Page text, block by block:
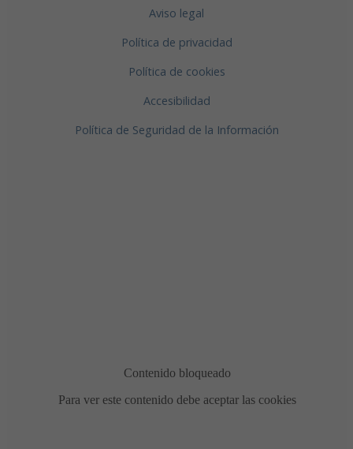
Aviso legal
Política de privacidad
Política de cookies
Accesibilidad
Política de Seguridad de la Información